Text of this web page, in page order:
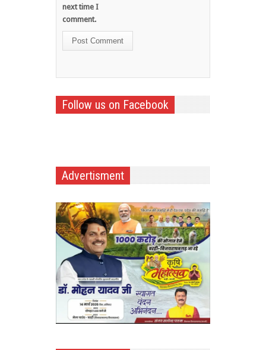
next time I
comment.
Follow us on Facebook
Advertisment